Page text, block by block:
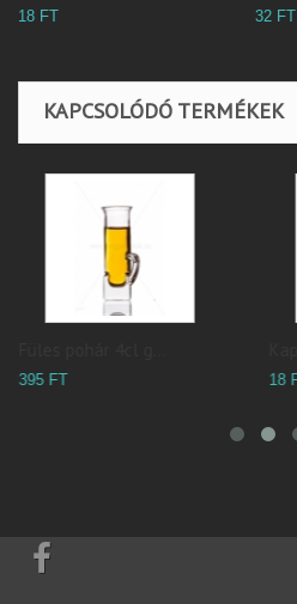
18 FT 32 FT
KAPCSOLÓDÓ TERMÉKEK